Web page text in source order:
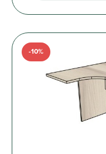
-10%